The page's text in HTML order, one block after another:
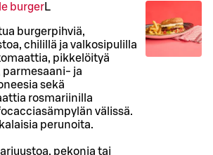
burgerL
burgerpihviä,
chilillä ja valkosipulilla
pikkelöityä
parmesaani- ja
sekä
rosmariinilla
välissä.
perunoita.
pekonia tai